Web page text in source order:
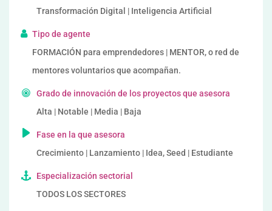
Transformación Digital | Inteligencia Artificial
Tipo de agente
FORMACIÓN para emprendedores | MENTOR, o red de
mentores voluntarios que acompañan.
Grado de innovación de los proyectos que asesora
Alta | Notable | Media | Baja
Fase en la que asesora
Crecimiento | Lanzamiento | Idea, Seed | Estudiante
Especialización sectorial
TODOS LOS SECTORES